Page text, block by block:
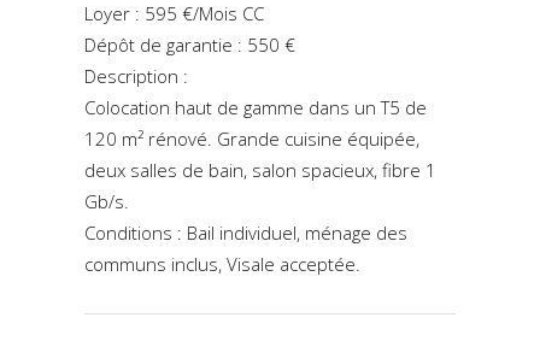
Loyer : 595 €/Mois CC
Dépôt de garantie : 550 €
Description :
Colocation haut de gamme dans un T5 de
120 m² rénové. Grande cuisine équipée,
deux salles de bain, salon spacieux, fibre 1
Gb/s.
Conditions : Bail individuel, ménage des
communs inclus, Visale acceptée.